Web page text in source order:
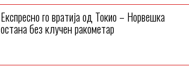
Експресно го вратија од Токио – Норвешка
остана без клучен ракометар